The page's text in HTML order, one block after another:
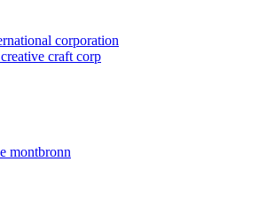
corporation
craft corp
montbronn